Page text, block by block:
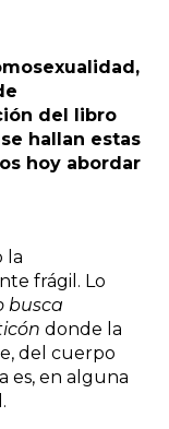
del libro
hallan estas
hoy abordar
la
frágil. Lo
busca
donde la
del cuerpo
es, en alguna